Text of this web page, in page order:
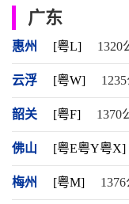
广东
惠州 [粤L] 1320
云浮 [粤W]
韶关 [粤F] 1370
佛山 [粤E粤Y粤X]
梅州 [粤M]